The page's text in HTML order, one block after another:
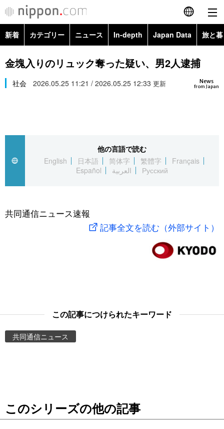
English
简体字
繁體字
العربية
社会
旅と暮らし
東京
新着 カテゴリー ニュース In-depth Japan Data 旅と
政治・外交
経済・ビジネス
社会
文化
科学・技術
暮らし
Topics
Images
お知らせ
金塊入りのリュック奪った疑い、男2人逮捕
News
from Japan
社会 2026.05.25 11:21 / 2026.05.25 12:33 更新
他の言語で読む
English
日本語 简体字 繁體字
Français
Español
العربية Русский
共同通信ニュース速報
記事全文を読む（外部サイト）
この記事につけられたキーワード
共同通信ニュース
このシリーズの他の記事